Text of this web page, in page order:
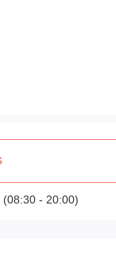
(08:30 - 20:00)